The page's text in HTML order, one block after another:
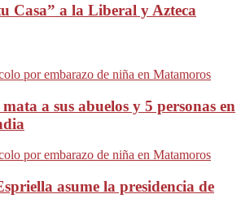
Casa” a la Liberal y Azteca
a sus abuelos y 5 personas en
asume la presidencia de